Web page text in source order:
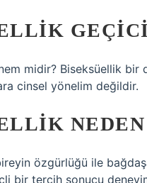
midir? Biseksüellik
cinsel yönelim değildir.
özgürlüğü ile
bir tercih sonucu